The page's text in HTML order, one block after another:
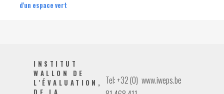
d'un espace vert
INSTITUT
WALLON DE
L'ÉVALUATION,
Tel: +32 (0) www.iweps.be